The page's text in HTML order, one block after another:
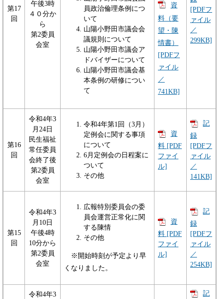
第17
回
午後3時
４０分か
ら
第2委員
会室
員政治倫理条例につ
いて
山陽小野田市議会会
議規則について
山陽小野田市議会ア
ドバイザーについて
山陽小野田市議会基
本条例の研修につい
て
資
料（要
望・陳
情書）
[PDFフ
ァイル
／
741KB]
[PDFフ
ァイル
／
299KB]
第16
回
令和4年3
月24日
民生福祉
常任委員
会終了後
第2委員
会室
令和4年第1回（3月）
定例会に関する事項
について
6月定例会の日程案に
ついて
その他
資
料 [PDF
ファイ
ル]
記
録
[PDFフ
ァイル
／
141KB]
第15
回
令和4年3
月10日
午後4時
10分から
第2委員
会室
広報特別委員会の委
員会運営正常化に関
する陳情
その他
※開始時刻が予定より早
くなりました。
資
料 [PDF
ファイ
ル]
記
録
[PDFフ
ァイル
／
254KB]
令和4年3
記